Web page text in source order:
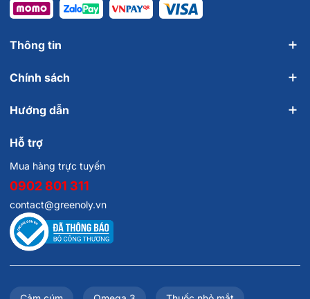
Thông tin
Chính sách
Hướng dẫn
Hỗ trợ
Mua hàng trực tuyến
0902 801 311
contact@greenoly.vn